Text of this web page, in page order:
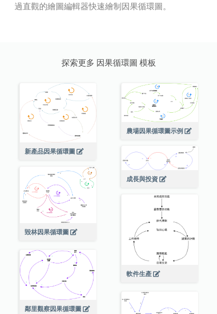
過直觀的繪圖編輯器快速繪制因果循環圖。
探索更多 因果循環圖 模板
新產品因果循環圖
農場因果循環圖示例
成長與投資
毀林因果循環圖
軟件生產
鄰里觀察因果循環圖